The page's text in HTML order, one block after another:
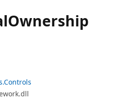
Ownership